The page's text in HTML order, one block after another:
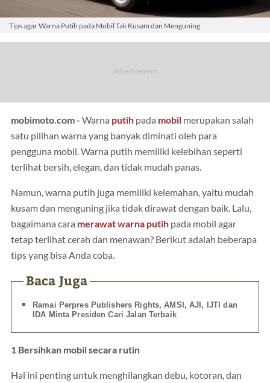
Tips agar Warna Putih pada Mobil Tak Kusam dan Menguning
mobimoto.com - Warna putih pada mobil merupakan salah
satu pilihan warna yang banyak diminati oleh para
pengguna mobil. Warna putih memiliki kelebihan seperti
terlihat bersih, elegan, dan tidak mudah panas.
Namun, warna putih juga memiliki kelemahan, yaitu mudah
kusam dan menguning jika tidak dirawat dengan baik. Lalu,
bagaimana cara merawat warna putih pada mobil agar
tetap terlihat cerah dan menawan? Berikut adalah beberapa
tips yang bisa Anda coba.
Baca Juga
Ramai Perpres Publishers Rights, AMSI, AJI, IJTI dan
IDA Minta Presiden Cari Jalan Terbaik
1 Bersihkan mobil secara rutin
Hal ini penting untuk menghilangkan debu, kotoran, dan